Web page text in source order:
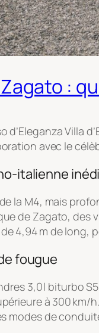
:
d’Eleganza Villa
avec le
italienne
la M4, mais
de Zagato, des
4,94 m de long,
fougue
3,0 l biturbo
à 300 km/
modes de